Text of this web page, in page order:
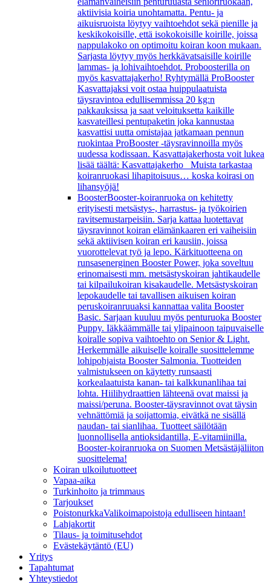
aktiivisia koiria unohtamatta. Pentu- ja
aikuisruoista löytyy vaihtoehdot sekä pienille ja
keskikokoisille, että isokokoisille koirille, joissa
nappulakoko on optimoitu koiran koon mukaan.
Sarjasta löytyy myös herkkävatsaisille koirille
lammas- ja lohivaihtoehdot. Proboosterilla on
myös kasvattajakerho! Ryhtymällä ProBooster
Kasvattajaksi voit ostaa huippulaatuista
täysravintoa edullisemmissa 20 kg:n
pakkauksissa ja saat veloituksetta kaikille
kasvateillesi pentupaketin joka kannustaa
kasvattisi uutta omistajaa jatkamaan pennun
ruokintaa ProBooster -täysravinnoilla myös
uudessa kodissaan. Kasvattajakerhosta voit lukea
lisää täältä: Kasvattajakerho Muista tarkastaa
koiranruokasi lihapitoisuus… koska koirasi on
lihansyöjä!
BoosterBooster-koiranruoka on kehitetty
erityisesti metsästys-, harrastus- ja työkoirien
ravitsemustarpeisiin. Sarja kattaa luotettavat
täysravinnot koiran elämänkaaren eri vaiheisiin
sekä aktiivisen koiran eri kausiin, joissa
vuorottelevat työ ja lepo. Kärkituotteena on
runsasenerginen Booster Power, joka soveltuu
erinomaisesti mm. metsästyskoiran jahtikaudelle
tai kilpailukoiran kisakaudelle. Metsästyskoiran
lepokaudelle tai tavallisen aikuisen koiran
peruskoiranruuaksi kannattaa valita Booster
Basic. Sarjaan kuuluu myös penturuoka Booster
Puppy. Iäkkäämmälle tai ylipainoon taipuvaiselle
koiralle sopiva vaihtoehto on Senior & Light.
Herkemmälle aikuiselle koiralle suosittelemme
lohipohjaista Booster Salmonia. Tuotteiden
valmistukseen on käytetty runsaasti
korkealaatuista kanan- tai kalkkunanlihaa tai
lohta. Hiilihydraattien lähteenä ovat maissi ja
maissi/peruna. Booster-täysravinnot ovat täysin
vehnättömiä ja soijattomia, eivätkä ne sisällä
naudan- tai sianlihaa. Tuotteet säilötään
luonnollisella antioksidantilla, E-vitamiinilla.
Booster-koiranruoka on Suomen Metsästäjäliiton
suosittelema!
Koiran ulkoilutuotteet
Vapaa-aika
Turkinhoito ja trimmaus
Tarjoukset
PoistonurkkaValikoimapoistoja edulliseen hintaan!
Lahjakortit
Tilaus- ja toimitusehdot
Evästekäytäntö (EU)
Yritys
Tapahtumat
Yhteystiedot